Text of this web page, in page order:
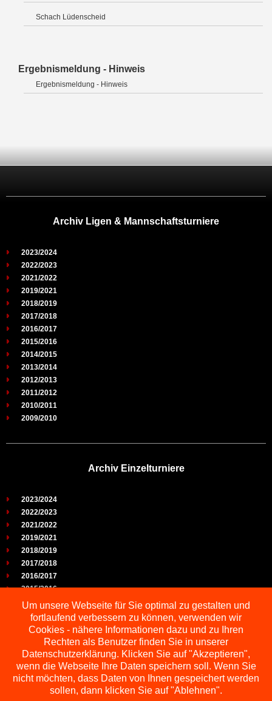
Schach Lüdenscheid
Ergebnismeldung - Hinweis
Ergebnismeldung - Hinweis
Archiv Ligen & Mannschaftsturniere
2023/2024
2022/2023
2021/2022
2019/2021
2018/2019
2017/2018
2016/2017
2015/2016
2014/2015
2013/2014
2012/2013
2011/2012
2010/2011
2009/2010
Archiv Einzelturniere
2023/2024
2022/2023
2021/2022
2019/2021
2018/2019
2017/2018
2016/2017
2015/2016
2014/2015
2013/2014
2012/2013
2011/2012
2010/2011
2009/2010
Um unsere Webseite für Sie optimal zu gestalten und
fortlaufend verbessern zu können, verwenden wir
Cookies - nähere Informationen dazu und zu Ihren
Rechten als Benutzer finden Sie in unserer
Datenschutzerklärung. Klicken Sie auf "Akzeptieren",
wenn die Webseite Ihre Daten speichern soll. Wenn Sie
nicht möchten, dass Daten von Ihnen gespeichert werden
sollen, dann klicken Sie auf "Ablehnen".